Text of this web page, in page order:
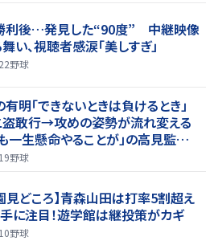
利後…発見した“90度” 中継映像
い、視聴者感涙「美しすぎ」
野球
明「できないときは負けるとき」
盗敢行→攻めの姿勢が流れ変える
一生懸命やることが」の高見監督
」野球
見どころ】青森山田は打率5割超え
に注目！遊学館は継投策がカギ
野球